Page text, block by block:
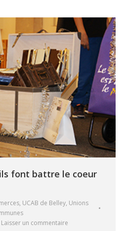
ils font battre le coeur
, UCAB de Belley, Unions
Laisser un commentaire